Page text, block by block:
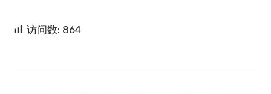
访问数: 864